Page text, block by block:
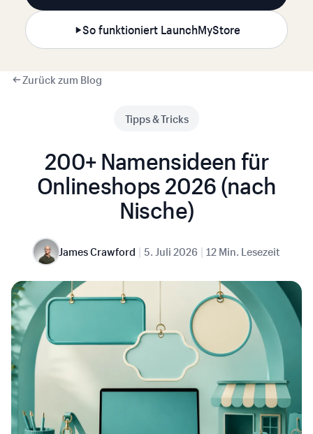
So funktioniert LaunchMyStore
Zurück zum Blog
Tipps & Tricks
200+ Namensideen für
Onlineshops 2026 (nach
Nische)
James Crawford | 5. Juli 2026 | 12 Min. Lesezeit